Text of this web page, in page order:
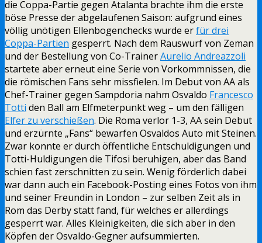
die Coppa-Partie gegen Atalanta brachte ihm die erste
böse Presse der abgelaufenen Saison: aufgrund eines
völlig unötigen Ellenbogenchecks wurde erfür drei
Coppa-Partien gesperrt. Nach dem Rauswurf von Zeman
und der Bestellung von Co-TrainerAurelio Andreazzoli
startete aber erneut eine Serie von Vorkommnissen, die
die römischen Fans sehr missfielen. Im Debut von AA als
Chef-Trainer gegen Sampdoria nahm Osvaldo Francesco
Totti den Ball am Elfmeterpunkt weg – um den fälligen
Elfer zu verschießen. Die Roma verlor 1-3, AA sein Debut
und erzürnte „Fans“ bewarfen Osvaldos Auto mit Steinen.
Zwar konnte er durch öffentliche Entschuldigungen und
Totti-Huldigungen die Tifosi beruhigen, aber das Band
schien fast zerschnitten zu sein. Wenig förderlich dabei
war dann auch ein Facebook-Posting eines Fotos von ihm
und seiner Freundin in London – zur selben Zeit als in
Rom das Derby statt fand, für welches er allerdings
gesperrt war. Alles Kleinigkeiten, die sich aber in den
Köpfen der Osvaldo-Gegner aufsummierten.